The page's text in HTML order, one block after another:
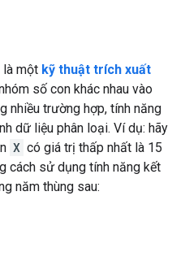
là một kỹ thuật trích xuất
số con khác nhau vào
nhiều trường hợp, tính năng
dữ liệu phân loại. Ví dụ: hãy
X có giá trị thấp nhất là 15
cách sử dụng tính năng kết
năm thùng sau: